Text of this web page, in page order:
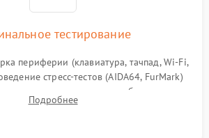
тестирование
периферии (клавиатура, тачпад, Wi-Fi,
стресс-тестов (AIDA64, FurMark)
режима и стабильности
под пиковой нагрузкой.
Подробнее